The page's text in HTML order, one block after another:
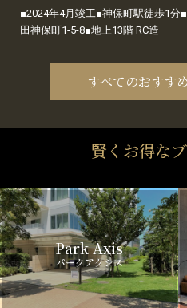
■2024年4月竣工■神保町駅徒歩1分
田神保町1-5-8■地上13階 RC造
すべてのおすす
賢くお得な
Park Axis
パークアクシス